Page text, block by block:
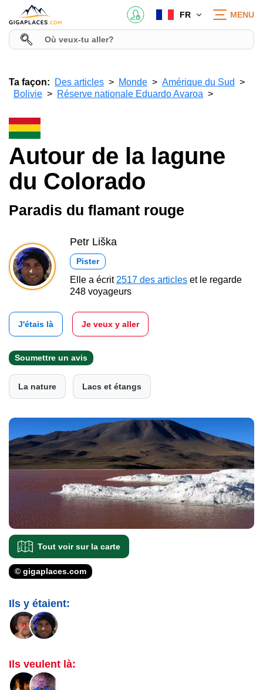
FR MENU
Ta façon: Des articles Monde
Amérique du Sud
Bolivie
Réserve nationale Eduardo Avaroa
Autour de la lagune
du Colorado
Paradis du flamant rouge
Petr Liška
Pister
Elle a écrit 2517 des articles et le regarde
248 voyageurs
J'étais là Je veux y aller
Soumettre un avis
La nature Lacs et étangs
Tout voir sur la carte
© gigaplaces.com
Ils y étaient:
Ils veulent là: